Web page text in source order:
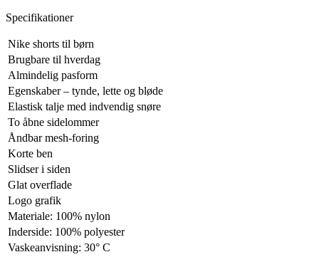
Specifikationer
Nike shorts til børn
Brugbare til hverdag
Almindelig pasform
Egenskaber – tynde, lette og bløde
Elastisk talje med indvendig snøre
To åbne sidelommer
Åndbar mesh-foring
Korte ben
Slidser i siden
Glat overflade
Logo grafik
Materiale: 100% nylon
Inderside: 100% polyester
Vaskeanvisning: 30° C